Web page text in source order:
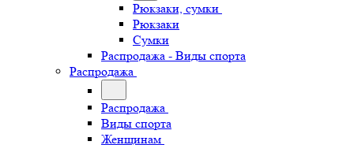
Рюкзаки, сумки
Рюкзаки
Сумки
Распродажа - Виды спорта
Распродажа
Распродажа
Виды спорта
Женщинам